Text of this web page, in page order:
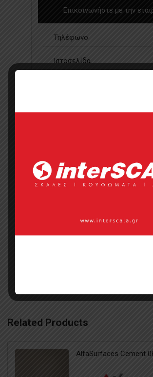
Επικοινωνήστε με την
Τηλέφωνο
Ιστοσελίδα
Σημεία πώλησης
Related Products
AlfaSurfaces Cement